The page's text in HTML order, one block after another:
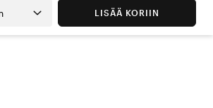
LISÄÄ KORIIN